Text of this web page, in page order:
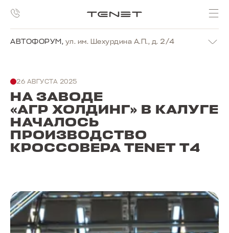
АВТОФОРУМ, ул. им. Шехурдина А.П., д. 2/4
26 АВГУСТА 2025
НА ЗАВОДЕ
«АГР ХОЛДИНГ» В КАЛУГЕ
НАЧАЛОСЬ
ПРОИЗВОДСТВО
КРОССОВЕРА TENET T4